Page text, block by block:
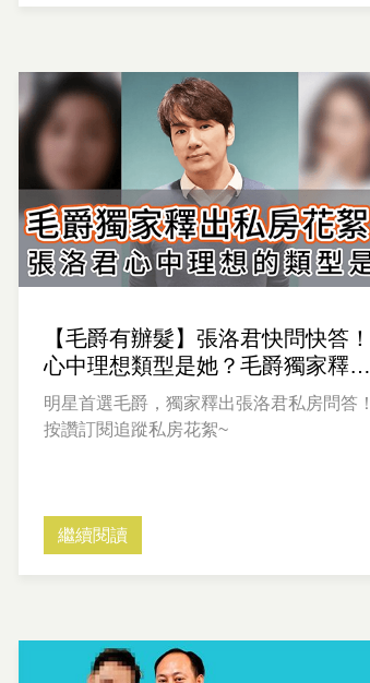
【毛爵有辦髮】張洛君快問快答！
心中理想類型是她？毛爵獨家釋出
私房花絮！
明星首選毛爵，獨家釋出張洛君私房問答！
按讚訂閱追蹤私房花絮~
繼續閱讀